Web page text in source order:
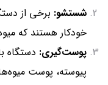
شستشو: برخی از
خودکار هستند که
پوست‌گیری: دستگاه
پیوسته، پوست